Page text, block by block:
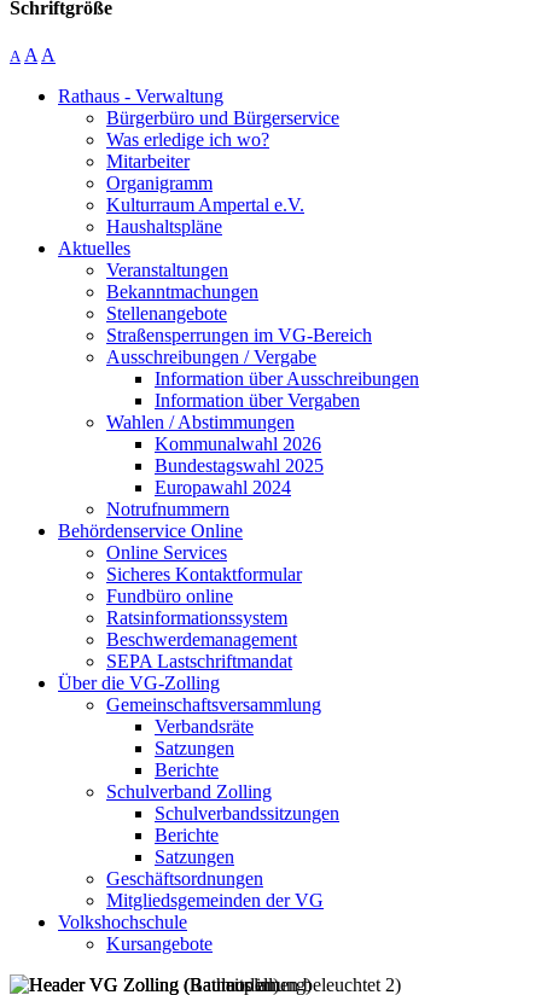
Schriftgröße
A A A
Rathaus - Verwaltung
Bürgerbüro und Bürgerservice
Was erledige ich wo?
Mitarbeiter
Organigramm
Kulturraum Ampertal e.V.
Haushaltspläne
Aktuelles
Veranstaltungen
Bekanntmachungen
Stellenangebote
Straßensperrungen im VG-Bereich
Ausschreibungen / Vergabe
Information über Ausschreibungen
Information über Vergaben
Wahlen / Abstimmungen
Kommunalwahl 2026
Bundestagswahl 2025
Europawahl 2024
Notrufnummern
Behördenservice Online
Online Services
Sicheres Kontaktformular
Fundbüro online
Ratsinformationssystem
Beschwerdemanagement
SEPA Lastschriftmandat
Über die VG-Zolling
Gemeinschaftsversammlung
Verbandsräte
Satzungen
Berichte
Schulverband Zolling
Schulverbandssitzungen
Berichte
Satzungen
Geschäftsordnungen
Mitgliedsgemeinden der VG
Volkshochschule
Kursangebote